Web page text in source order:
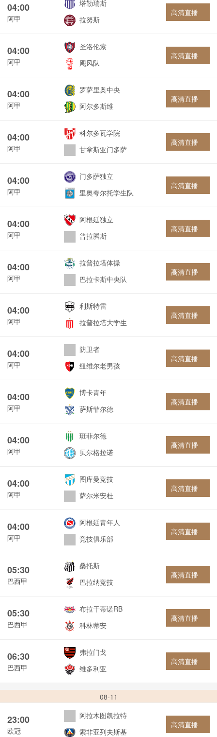
04:00
阿甲
塔勒瑞斯
拉努斯
高清直播
04:00
阿甲
圣洛伦索
飓风队
高清直播
04:00
阿甲
罗萨里奥中央
阿尔多斯维
高清直播
04:00
阿甲
科尔多瓦学院
甘拿斯亚门多萨
高清直播
04:00
阿甲
门多萨独立
里奥夸尔托学生队
高清直播
04:00
阿甲
阿根廷独立
普拉腾斯
高清直播
04:00
阿甲
拉普拉塔体操
巴拉卡斯中央队
高清直播
04:00
阿甲
利斯特雷
拉普拉塔大学生
高清直播
04:00
阿甲
防卫者
纽维尔老男孩
高清直播
04:00
阿甲
博卡青年
萨斯菲尔德
高清直播
04:00
阿甲
班菲尔德
贝尔格拉诺
高清直播
04:00
阿甲
图库曼竞技
萨尔米安杜
高清直播
04:00
阿甲
阿根廷青年人
竞技俱乐部
高清直播
05:30
巴西甲
桑托斯
巴拉纳竞技
高清直播
05:30
巴西甲
布拉干蒂诺RB
科林蒂安
高清直播
06:30
巴西甲
弗拉门戈
维多利亚
高清直播
08-11
23:00
欧冠
阿拉木图凯拉特
索非亚列夫斯基
高清直播